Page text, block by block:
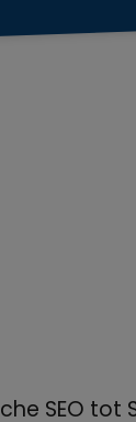
SEO tot